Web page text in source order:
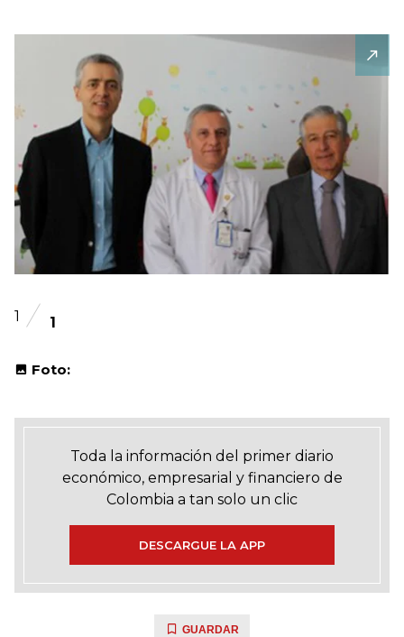
1 1
Foto:
Toda la información del primer diario
económico, empresarial y financiero de
Colombia a tan solo un clic
DESCARGUE LA APP
GUARDAR